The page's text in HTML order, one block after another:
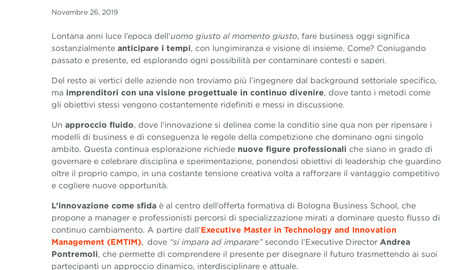
Novembre 26, 2019
Lontana anni luce l’epoca dell’uomo giusto al momento giusto, fare business oggi significa
sostanzialmente anticipare i tempi, con lungimiranza e visione di insieme. Come? Coniugando
passato e presente, ed esplorando ogni possibilità per contaminare contesti e saperi.
Del resto ai vertici delle aziende non troviamo più l’ingegnere dal background settoriale specifico,
ma imprenditori con una visione progettuale in continuo divenire, dove tanto i metodi come
gli obiettivi stessi vengono costantemente ridefiniti e messi in discussione.
Un approccio fluido, dove l’innovazione si delinea come la conditio sine qua non per ripensare i
modelli di business e di conseguenza le regole della competizione che dominano ogni singolo
ambito. Questa continua esplorazione richiede nuove figure professionali che siano in grado di
governare e celebrare disciplina e sperimentazione, ponendosi obiettivi di leadership che guardino
oltre il proprio campo, in una costante tensione creativa volta a rafforzare il vantaggio competitivo
e cogliere nuove opportunità.
L’innovazione come sfida è al centro dell’offerta formativa di Bologna Business School, che
propone a manager e professionisti percorsi di specializzazione mirati a dominare questo flusso di
continuo cambiamento. A partire dall’Executive Master in Technology and Innovation
Management (EMTIM), dove “si impara ad imparare” secondo l’Executive Director Andrea
Pontremoli, che permette di comprendere il presente per disegnare il futuro trasmettendo ai suoi
partecipanti un approccio dinamico, interdisciplinare e attuale.